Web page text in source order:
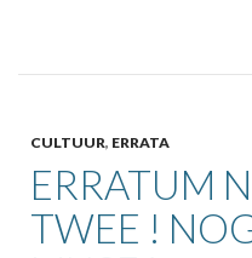
CULTUUR, ERRATA
ERRATUM
TWEE !